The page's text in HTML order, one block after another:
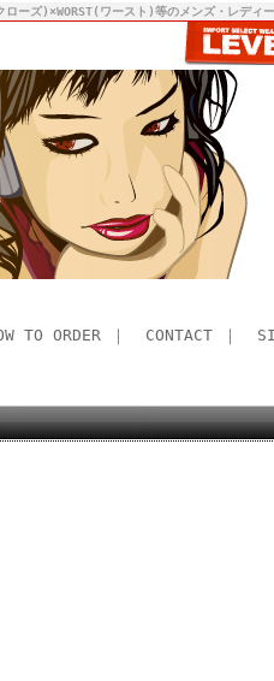
ズ)×WORST(ワースト)等のメンズ・レディ
TO ORDER ｜ CONTACT ｜